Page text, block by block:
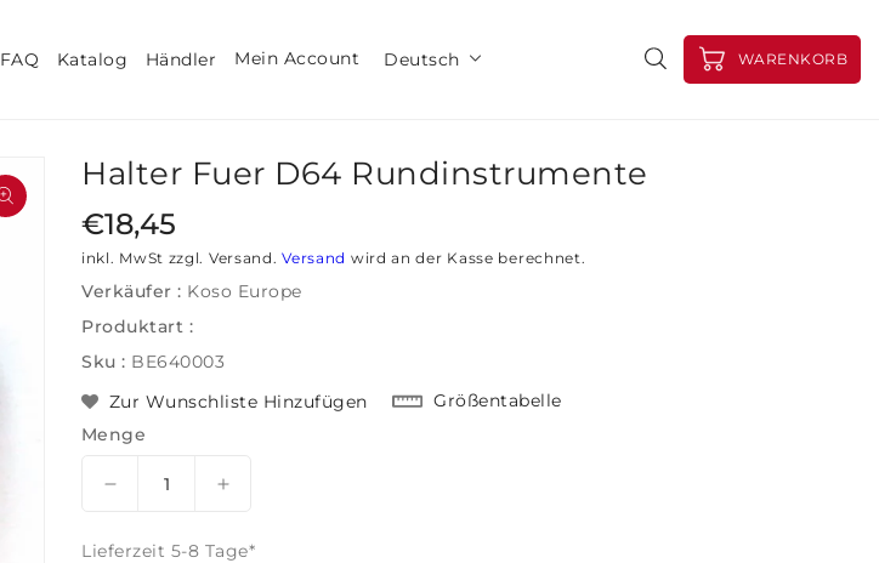
FAQ Katalog Händler Mein Account Deutsch WARENKORB
Medien featured in der Galerieansicht öffnen
Halter Fuer D64 Rundinstrumente
Regulärer Preis
€18,45
inkl. MwSt zzgl. Versand.Versand wird an der Kasse berechnet.
Verkäufer : Koso Europe
Produktart :
Sku : BE640003
Zur Wunschliste Hinzufügen
Größentabelle
Menge
I18n Error: Missing interpolation value &quot;Produkt&quot; for &quot;Menge
Menge für Halter fuer D64 Rundinstrumente erhöhen
Lieferzeit 5-8 Tage*